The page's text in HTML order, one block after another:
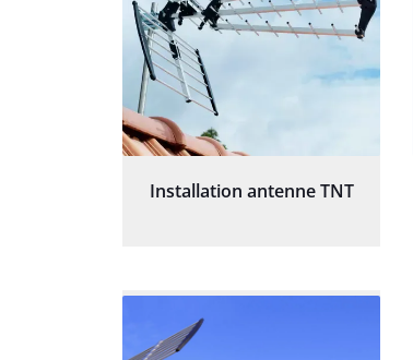
Installation antenne TNT